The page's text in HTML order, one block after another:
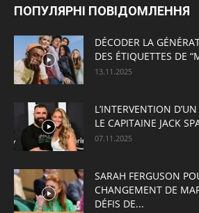
ПОПУЛЯРНІ ПОВІДОМЛЕННЯ
DÉCODER LA
DES ÉTIQUETTES DE
13.11.2025
L’INTERVENTION
LE CAPITAINE JACK
07.11.2025
SARAH FERGUSON
CHANGEMENT DE
DÉFIS DE...